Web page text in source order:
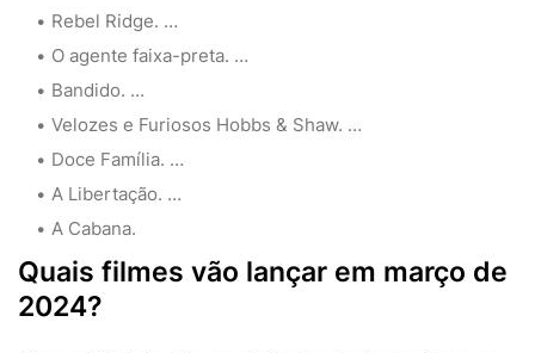
Rebel Ridge. …
O agente faixa-preta. …
Bandido. …
Velozes e Furiosos Hobbs & Shaw. …
Doce Família. …
A Libertação. …
A Cabana.
Quais filmes vão lançar em março de
2024?